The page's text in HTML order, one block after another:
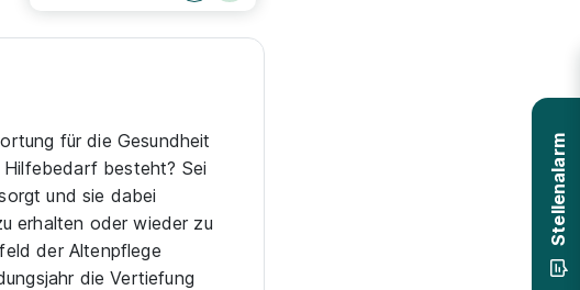
Stellenalarm
für die Gesundheit
besteht? Sei
und sie dabei
erhalten oder wieder zu
der Altenpflege
die Vertiefung